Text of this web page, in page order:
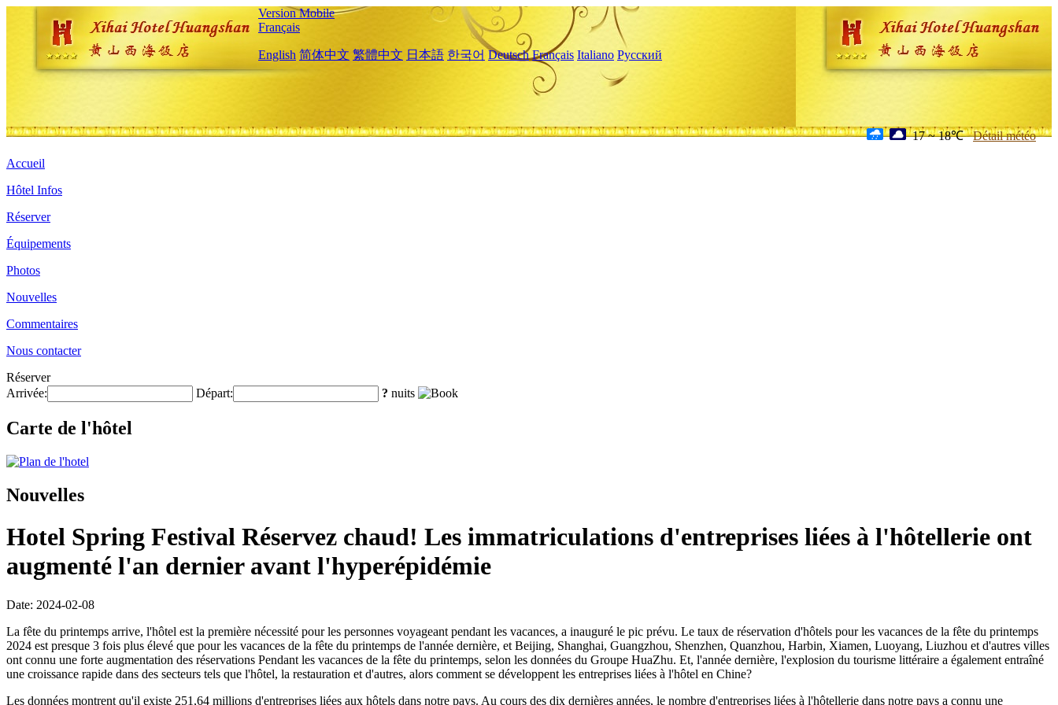
Version Mobile
Français
English 简体中文 繁體中文 日本語 한국어 Deutsch Français Italiano Русский
17 ~ 18℃ Détail météo
Accueil
Hôtel Infos
Réserver
Équipements
Photos
Nouvelles
Commentaires
Nous contacter
Réserver
Arrivée:
Départ: ? nuits
Carte de l'hôtel
Nouvelles
Hotel Spring Festival Réservez chaud! Les immatriculations d'entreprises liées à l'hôtellerie ont
augmenté l'an dernier avant l'hyperépidémie
Date: 2024-02-08
La fête du printemps arrive, l'hôtel est la première nécessité pour les personnes voyageant pendant les vacances, a inauguré le pic prévu. Le taux de réservation d'hôtels pour les vacances de la fête du printemps
2024 est presque 3 fois plus élevé que pour les vacances de la fête du printemps de l'année dernière, et Beijing, Shanghai, Guangzhou, Shenzhen, Quanzhou, Harbin, Xiamen, Luoyang, Liuzhou et d'autres villes
ont connu une forte augmentation des réservations Pendant les vacances de la fête du printemps, selon les données du Groupe HuaZhu. Et, l'année dernière, l'explosion du tourisme littéraire a également entraîné
une croissance rapide dans des secteurs tels que l'hôtel, la restauration et d'autres, alors comment se développent les entreprises liées à l'hôtel en Chine?
Les données montrent qu'il existe 251,64 millions d'entreprises liées aux hôtels dans notre pays. Au cours des dix dernières années, le nombre d'entreprises liées à l'hôtellerie dans notre pays a connu une